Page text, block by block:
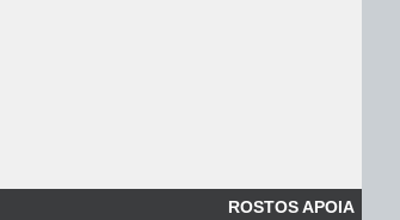
ROSTOS APOIA